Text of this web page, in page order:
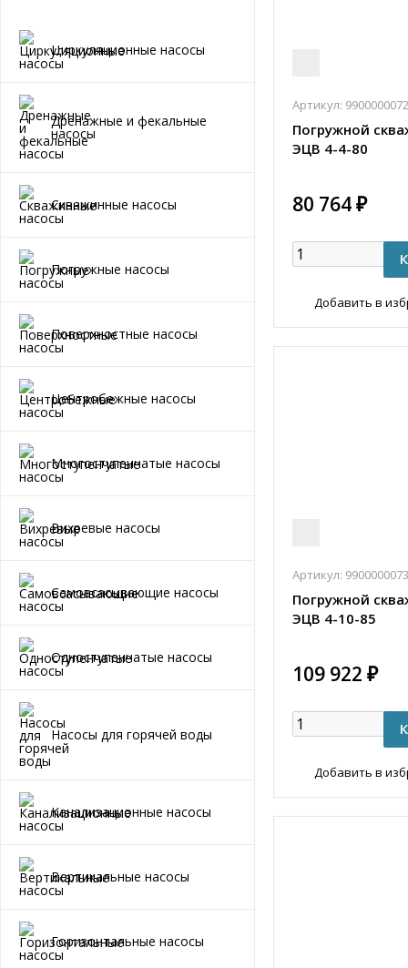
Циркуляционные насосы
Дренажные и фекальные
насосы
Скважинные насосы
Погружные насосы
Поверхностные насосы
Центробежные насосы
Многоступенчатые насосы
Вихревые насосы
Самовсасывающие насосы
Одноступенчатые насосы
Насосы для горячей воды
Канализационные насосы
Вертикальные насосы
Горизонтальные насосы
Артикул:
Погружной
ЭЦВ 4-4-80
80 764 ₽
Добавить в
Артикул:
Погружной
ЭЦВ 4-10-85
109 922 ₽
Добавить в